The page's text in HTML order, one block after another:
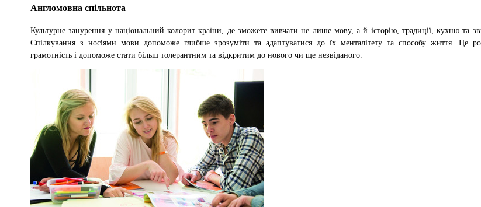
Англомовна спільнота
Культурне занурення у національний колорит країни, де зможете вивчати не лише мову, а й історію, традиції, кухню та
Спілкування з носіями мови допоможе глибше зрозуміти та адаптуватися до їх менталітету та способу життя. Це
грамотність і допоможе стати більш толерантним та відкритим до нового чи ще незвіданого.